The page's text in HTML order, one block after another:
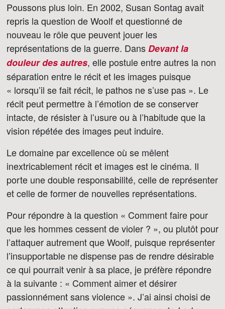
Poussons plus loin. En 2002, Susan Sontag avait
repris la question de Woolf et questionné de
nouveau le rôle que peuvent jouer les
représentations de la guerre. DansDevant la
douleur des autres, elle postule entre autres la non
séparation entre le récit et les images puisque
« lorsqu’il se fait récit, le pathos ne s’use pas ». Le
récit peut permettre à l’émotion de se conserver
intacte, de résister à l’usure ou à l’habitude que la
vision répétée des images peut induire.
Le domaine par excellence où se mêlent
inextricablement récit et images est le cinéma. Il
porte une double responsabilité, celle de représenter
et celle de former de nouvelles représentations.
Pour répondre à la question « Comment faire pour
que les hommes cessent de violer ? », ou plutôt pour
l’attaquer autrement que Woolf, puisque représenter
l’insupportable ne dispense pas de rendre désirable
ce qui pourrait venir à sa place, je préfère répondre
à la suivante : « Comment aimer et désirer
passionnément sans violence ». J’ai ainsi choisi de